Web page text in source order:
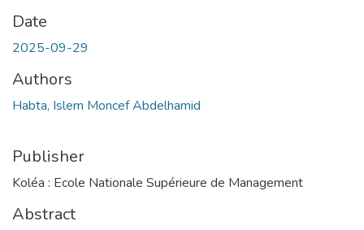
Date
2025-09-29
Authors
Habta, Islem Moncef Abdelhamid
Publisher
Koléa : Ecole Nationale Supérieure de Management
Abstract